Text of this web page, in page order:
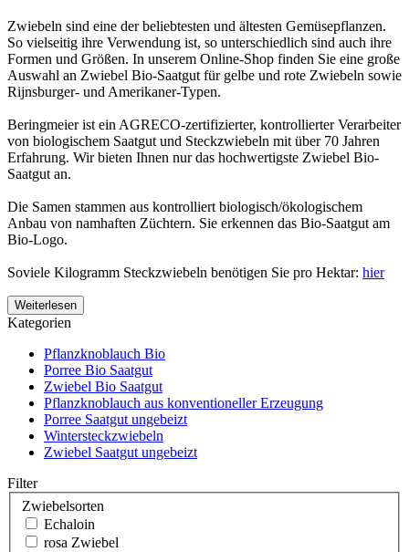
Zwiebeln sind eine der beliebtesten und ältesten Gemüsepflanzen.
So vielseitig ihre Verwendung ist, so unterschiedlich sind auch ihre
Formen und Größen. In unserem Online-Shop finden Sie eine große
Auswahl an Zwiebel Bio-Saatgut für gelbe und rote Zwiebeln sowie
Rijnsburger- und Amerikaner-Typen.
Beringmeier ist ein AGRECO-zertifizierter, kontrollierter Verarbeiter
von biologischem Saatgut und Steckzwiebeln mit über 70 Jahren
Erfahrung. Wir bieten Ihnen nur das hochwertigste Zwiebel Bio-
Saatgut an.
Die Samen stammen aus kontrolliert biologisch/ökologischem
Anbau von namhaften Züchtern. Sie erkennen das Bio-Saatgut am
Bio-Logo.
Soviele Kilogramm Steckzwiebeln benötigen Sie pro Hektar: hier
Weiterlesen
Kategorien
Pflanzknoblauch Bio
Porree Bio Saatgut
Zwiebel Bio Saatgut
Pflanzknoblauch aus konventioneller Erzeugung
Porree Saatgut ungebeizt
Wintersteckzwiebeln
Zwiebel Saatgut ungebeizt
Filter
Zwiebelsorten
Echaloin
rosa Zwiebel